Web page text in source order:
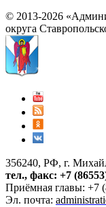
© 2013-2026
округа
356240, РФ, г.
тел., факс: +7
Приёмная главы: +7
Эл. почта: